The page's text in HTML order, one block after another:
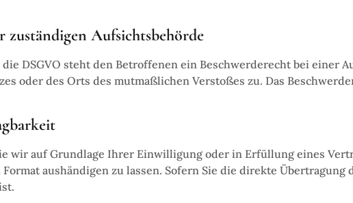
zuständigen Aufsichtsbehörde
die DSGVO steht den Betroffenen ein Beschwerderecht bei
oder des Orts des mutmaßlichen Verstoßes zu. Das
wir auf Grundlage Ihrer Einwilligung oder in Erfüllung eines
Format aushändigen zu lassen. Sofern Sie die direkte